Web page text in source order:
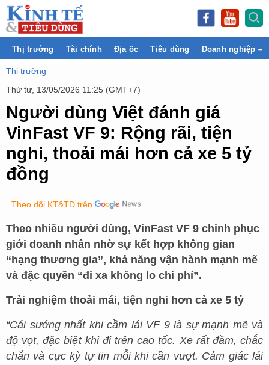
Thị trường Tài chính Địa ốc Tiêu dùng Doanh nghiệp –
Thị trường
Thứ tư, 13/05/2026 11:25 (GMT+7)
Người dùng Việt đánh giá
VinFast VF 9: Rộng rãi, tiện
nghi, thoải mái hơn cả xe 5 tỷ
đồng
Theo dõi KT&TD trên
Theo nhiều người dùng, VinFast VF 9 chinh phục
giới doanh nhân nhờ sự kết hợp không gian
“hạng thương gia”, khả năng vận hành mạnh mẽ
và đặc quyền “đi xa không lo chi phí”.
Trải nghiệm thoải mái, tiện nghi hơn cả xe 5 tỷ
“Cái sướng nhất khi cầm lái VF 9 là sự mạnh mẽ và
độ vọt, đặc biệt khi đi trên cao tốc. Xe rất đầm, chắc
chắn và cực kỳ tự tin mỗi khi cần vượt. Cảm giác lái